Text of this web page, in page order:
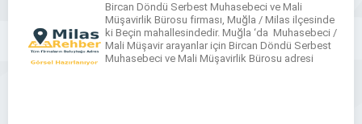
Bircan Döndü Serbest Muhasebeci ve Mali
Müşavirlik Bürosu firması, Muğla / Milas ilçesinde
ki Beçin mahallesindedir. Muğla ‘da Muhasebeci /
Mali Müşavir arayanlar için Bircan Döndü Serbest
Muhasebeci ve Mali Müşavirlik Bürosu adresi